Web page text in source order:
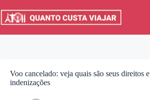
para
Voo cancelado: veja quais são seus direitos
indenizações